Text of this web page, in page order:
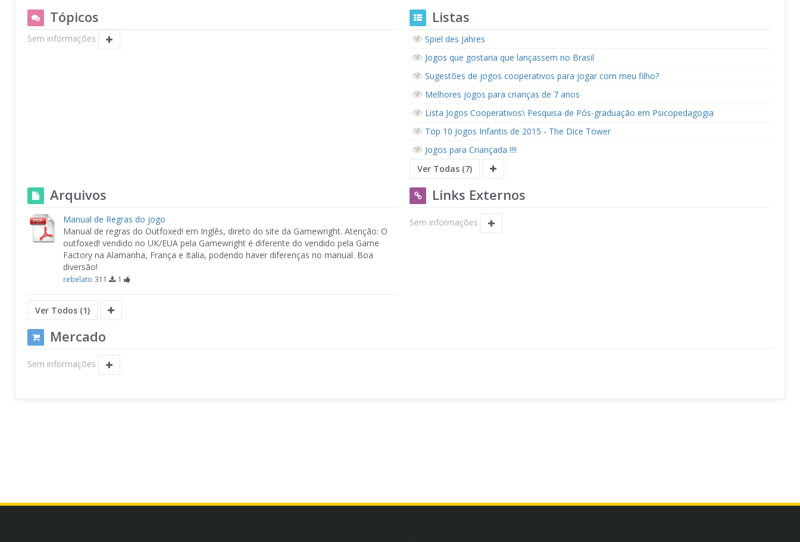
Tópicos
Sem informações
Listas
Spiel des Jahres
Jogos que gostaria que lançassem no Brasil
Sugestões de jogos cooperativos para jogar com meu filho?
Melhores jogos para crianças de 7 anos
Lista Jogos Cooperativos\ Pesquisa de Pós-graduação em Psicopedagogia
Top 10 Jogos Infantis de 2015 - The Dice Tower
Jogos para Criançada !!!!
Ver Todas (7)
Arquivos
Manual de Regras do jogo
Manual de regras do Outfoxed! em Inglês, direto do site da Gamewright. Atenção: O
outfoxed! vendido no UK/EUA pela Gamewright é diferente do vendido pela Game
Factory na Alamanha, França e Italia, podendo haver diferenças no manual. Boa
diversão!
rebelato 311 1
Ver Todos (1)
Links Externos
Sem informações
Mercado
Sem informações